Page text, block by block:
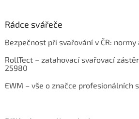
Rádce svářeče
Bezpečnost při svařování v ČR: normy
RollTect – zatahovací svařovací
25980
EWM – vše o značce profesionálních